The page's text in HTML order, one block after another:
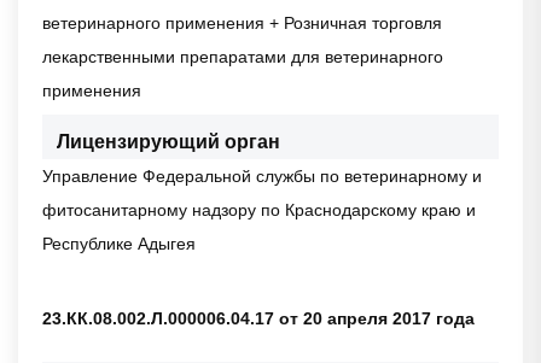
ветеринарного применения + Розничная торговля
лекарственными препаратами для ветеринарного
применения
Лицензирующий орган
Управление Федеральной службы по ветеринарному и
фитосанитарному надзору по Краснодарскому краю и
Республике Адыгея
23.КК.08.002.Л.000006.04.17 от 20 апреля 2017 года